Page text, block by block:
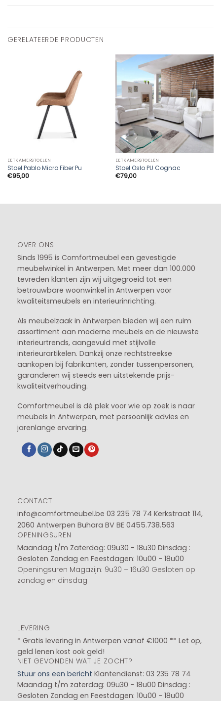
GERELATEERDE PRODUCTEN
EETKAMERSTOELEN
Stoel Pablo Micro Fiber Pu
€95,00
EETKAMERSTOELEN
Stoel Oslo PU Cognac
€79,00
OVER ONS
Sinds 1995 is Comfortmeubel een gevestigde
meubelwinkel in Antwerpen. Met meer dan 100.000
tevreden klanten zijn wij uitgegroeid tot een
betrouwbare woonwinkel in Antwerpen voor
kwaliteitsmeubels en interieurinrichting.
Als meubelzaak in Antwerpen bieden wij een ruim
assortiment aan moderne meubels en de nieuwste
interieurtrends, aangevuld met stijlvolle
interieurartikelen. Dankzij onze rechtstreekse
aankopen bij fabrikanten, zonder tussenpersonen,
garanderen wij steeds een uitstekende prijs-
kwaliteitverhouding.
Comfortmeubel is dé plek voor wie op zoek is naar
meubels in Antwerpen, met persoonlijk advies en
jarenlange ervaring.
CONTACT
info@comfortmeubel.be 03 235 78 74 Kerkstraat 114,
2060 Antwerpen Buhara BV BE 0455.738.563
OPENINGSUREN
Maandag t/m Zaterdag: 09u30 - 18u30 Dinsdag :
Gesloten Zondag en Feestdagen: 10u00 - 18u00
Openingsuren Magazijn: 9u30 – 16u30 Gesloten op
zondag en dinsdag
LEVERING
* Gratis levering in Antwerpen vanaf €1000 ** Let op,
geld lenen kost ook geld!
NIET GEVONDEN WAT JE ZOCHT?
Stuur ons een bericht Klantendienst: 03 235 78 74
Maandag t/m zaterdag: 09u30 - 18u00 Dinsdag :
Gesloten Zondag en Feestdagen: 10u00 - 18u00